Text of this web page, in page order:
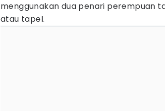
menggunakan dua penari perempuan
atau tapel.